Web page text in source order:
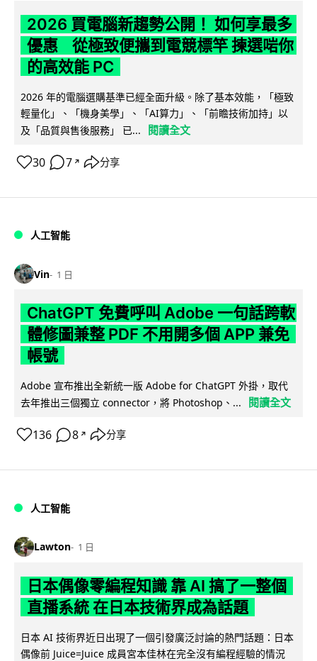
2026 買電腦新趨勢公開！ 如何享最多
優惠 從極致便攜到電競標竿 揀選啱你
的高效能 PC
2026 年的電腦選購基準已經全面升級。除了基本效能，「極致
輕量化」、「機身美學」、「AI算力」、「前瞻技術加持」以
及「品質與售後服務」 已...
閱讀全文
30 7 ↗ 分享
人工智能
Vin 1 日
ChatGPT 免費呼叫 Adobe 一句話跨軟
體修圖兼整 PDF 不用開多個 APP 兼免
帳號
Adobe 宣布推出全新統一版 Adobe for ChatGPT 外掛，取代
去年推出三個獨立 connector，將 Photoshop、...
閱讀全文
136 8 ↗ 分享
人工智能
Lawton 1 日
日本偶像零編程知識 靠 AI 搞了一整個
直播系統 在日本技術界成為話題
日本 AI 技術界近日出現了一個引發廣泛討論的熱門話題：日本
偶像前 Juice=Juice 成員宮本佳林在完全沒有編程經驗的情況